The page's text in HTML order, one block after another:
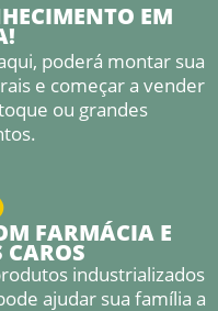
EM
poderá montar sua
e começar a vender
ou grandes
FARMÁCIA E
CAROS
industrializados
ajudar sua família a